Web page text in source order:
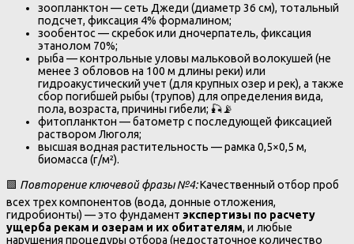
зоопланктон — сеть Джеди (диаметр 36 см), тотальный
подсчет, фиксация 4% формалином;
зообентос — скребок или дночерпатель, фиксация
этанолом 70%;
рыба — контрольные уловы мальковой волокушей (не
менее 3 обловов на 100 м длины реки) или
гидроакустический учет (для крупных озер и рек), а также
сбор погибшей рыбы (трупов) для определения вида,
пола, возраста, причины гибели; 🎣📡
фитопланктон — батометр с последующей фиксацией
раствором Люголя;
высшая водная растительность — рамка 0,5×0,5 м,
биомасса (г/м²).
🟩 Повторение ключевой фразы №4:Качественный отбор проб
всех трех компонентов (вода, донные отложения,
гидробионты) — это фундамент экспертизы по расчету
ущерба рекам и озерам и их обитателям, и любые
нарушения процедуры отбора (недостаточное количество